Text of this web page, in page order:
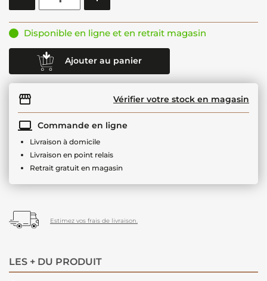
Disponible en ligne et en retrait magasin
Ajouter au panier
Vérifier votre stock en magasin
Commande en ligne
Livraison à domicile
Livraison en point relais
Retrait gratuit en magasin
Estimez vos frais de livraison.
LES + DU PRODUIT